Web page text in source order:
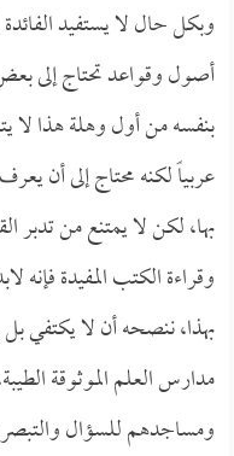
وبكل حال لا يستفيد الفائدة
أصول وقواعد تحتاج إلى
بنفسه من أول وهلة هذا لا
عربياً لكنه محتاج إلى أن
بها، لكن لا يمتنع من تدبر
وقراءة الكتب المفيدة فإنه
بهذا، ننصحه أن لا يكتفي
مدارس العلم الموثوقة
ومساجدهم للسؤال